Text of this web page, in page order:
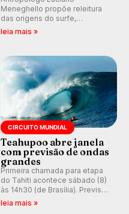
Meneghello propõe releitura
das origens do surfe,
resgatando a cultura polinésia
e questionando a visão
prática em esporte e indústria.
leia mais »
CIRCUITO MUNDIAL
Teahupoo abre janela
com previsão de ondas
grandes
Primeira chamada para etapa
do Tahiti acontece sábado (8)
às 14h30 (de Brasília). Previsão
indica swell consistente.
Medina embarca para evento e
leia mais »